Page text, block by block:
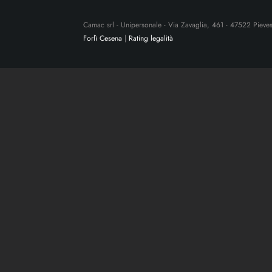
Camac srl - Unipersonale - Via Zavaglia, 461 - 47522
Forlì Cesena | Rating legalità